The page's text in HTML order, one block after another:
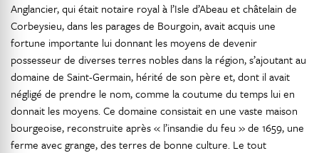
Anglancier, qui était notaire royal à l’Isle d’Abeau et châtelain de
Corbeysieu, dans les parages de Bourgoin, avait acquis une
fortune importante lui donnant les moyens de devenir
possesseur de diverses terres nobles dans la région, s’ajoutant au
domaine de Saint-Germain, hérité de son père et, dont il avait
négligé de prendre le nom, comme la coutume du temps lui en
donnait les moyens. Ce domaine consistait en une vaste maison
bourgeoise, reconstruite après « l’insandie du feu » de 1659, une
ferme avec grange, des terres de bonne culture. Le tout